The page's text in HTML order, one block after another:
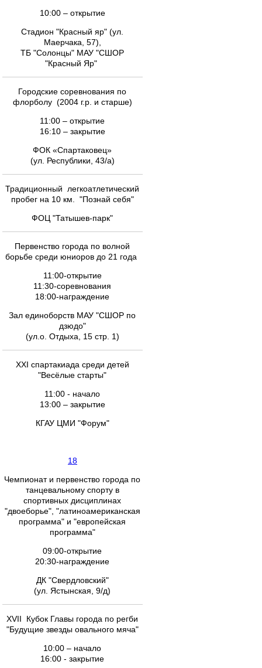
10:00 – открытие
Стадион "Красный яр" (ул.
Маерчака, 57),
ТБ "Солонцы" МАУ "СШОР
"Красный Яр"
Городские соревнования по
флорболу (2004 г.р. и старше)
11:00 – открытие
16:10 – закрытие
ФОК «Спартаковец»
(ул. Республики, 43/а)
Традиционный легкоатлетический
пробег на 10 км. "Познай себя"
ФОЦ "Татышев-парк"
Первенство города по волной
борьбе среди юниоров до 21 года
11:00-открытие
11:30-соревнования
18:00-награждение
Зал единоборств МАУ "СШОР по
дзюдо"
(ул.о. Отдыха, 15 стр. 1)
XXI спартакиада среди детей
"Весёлые старты"
11:00 - начало
13:00 – закрытие
КГАУ ЦМИ "Форум"
18
Чемпионат и первенство города по
танцевальному спорту в
спортивных дисциплинах
"двоеборье", "латиноамериканская
программа" и "европейская
программа"
09:00-открытие
20:30-награждение
ДК "Свердловский"
(ул. Ястынская, 9/д)
XVII Кубок Главы города по регби
"Будущие звезды овального мяча"
10:00 – начало
16:00 - закрытие